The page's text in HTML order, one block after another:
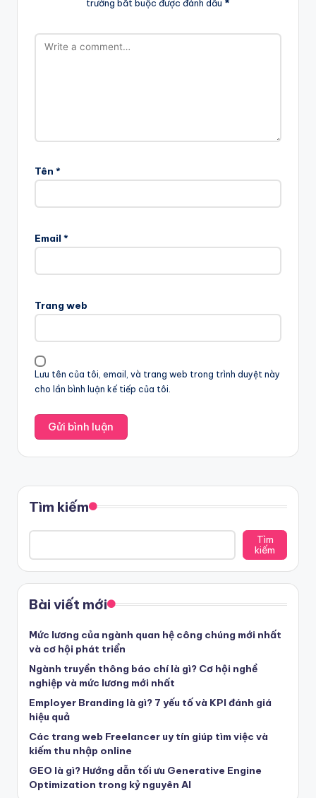
trường bắt buộc được đánh dấu *
Tên *
Email *
Trang web
Lưu tên của tôi, email, và trang web trong trình duyệt này
cho lần bình luận kế tiếp của tôi.
Tìm kiếm
Tìm
kiếm
Bài viết mới
Mức lương của ngành quan hệ công chúng mới nhất
và cơ hội phát triển
Ngành truyền thông báo chí là gì? Cơ hội nghề
nghiệp và mức lương mới nhất
Employer Branding là gì? 7 yếu tố và KPI đánh giá
hiệu quả
Các trang web Freelancer uy tín giúp tìm việc và
kiếm thu nhập online
GEO là gì? Hướng dẫn tối ưu Generative Engine
Optimization trong kỷ nguyên AI